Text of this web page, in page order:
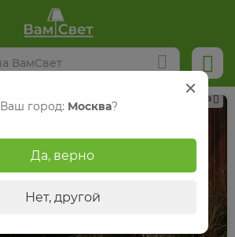
Реклама
Ваш город: Москва?
Да, верно
Нет, другой